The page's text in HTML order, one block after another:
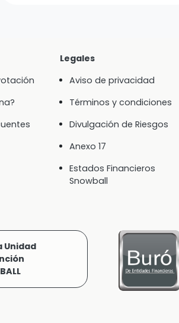
Legales
Aviso de privacidad
Términos y condiciones
Divulgación de Riesgos
Anexo 17
Estados Financieros
Snowball
Unidad